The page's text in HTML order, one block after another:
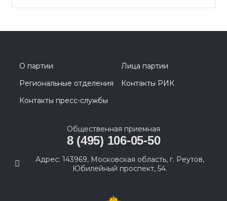
О партии
Лица партии
Региональные отделения
Контакты РИК
Контакты пресс-службы
Общественная приемная
8 (495) 106-05-50
Адрес: 143969, Московская область, г. Реутов,
Юбилейный проспект, 54.